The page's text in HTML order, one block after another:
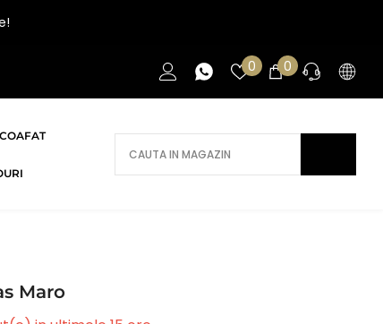
0Liste
de
favorite
00
articole
AI NEVOIE DE AJUTOR?
Maro